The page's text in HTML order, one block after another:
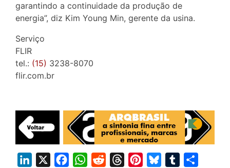
garantindo a continuidade da produção de
energia”, diz Kim Young Min, gerente da usina.
Serviço
FLIR
tel.: (15) 3238-8070
flir.com.br
W